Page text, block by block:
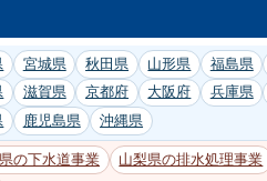
宮城県 秋田県 山形県 福島県
滋賀県 京都府 大阪府 兵庫県
鹿児島県 沖縄県
の下水道事業 山梨県の排水処理事業